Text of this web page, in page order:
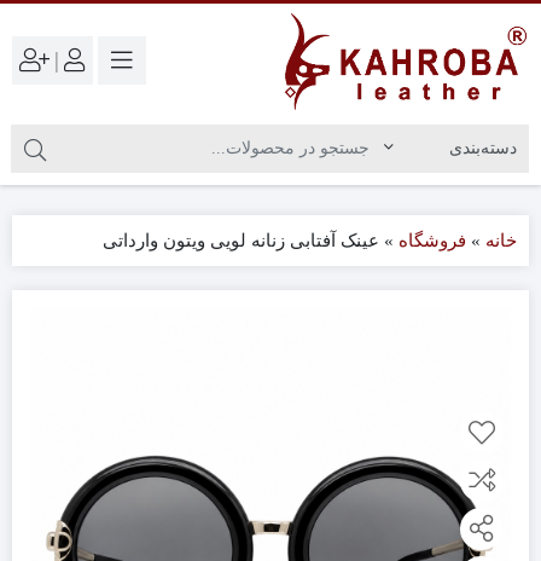
|
خانه » فروشگاه » عینک آفتابی زنانه لویی ویتون وارداتی